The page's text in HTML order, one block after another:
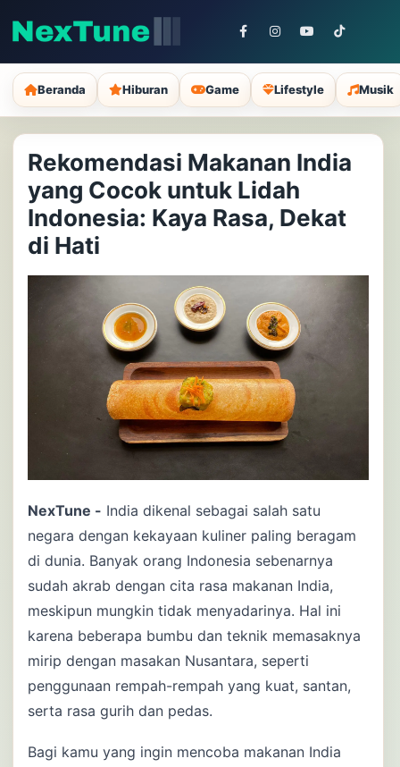
Beranda Hiburan Game Lifestyle Musik
Rekomendasi Makanan India
yang Cocok untuk Lidah
Indonesia: Kaya Rasa, Dekat
di Hati
NexTune - India dikenal sebagai salah satu
negara dengan kekayaan kuliner paling beragam
di dunia. Banyak orang Indonesia sebenarnya
sudah akrab dengan cita rasa makanan India,
meskipun mungkin tidak menyadarinya. Hal ini
karena beberapa bumbu dan teknik memasaknya
mirip dengan masakan Nusantara, seperti
penggunaan rempah-rempah yang kuat, santan,
serta rasa gurih dan pedas.
Bagi kamu yang ingin mencoba makanan India